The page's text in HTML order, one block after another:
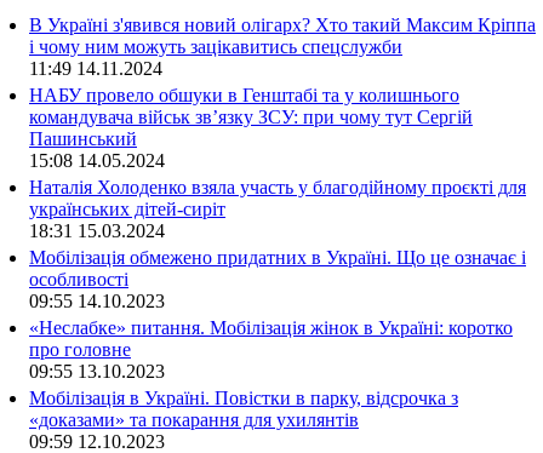
В Україні з'явився новий олігарх? Хто такий Максим Кріппа
і чому ним можуть зацікавитись спецслужби
11:49 14.11.2024
НАБУ провело обшуки в Генштабі та у колишнього
командувача військ зв’язку ЗСУ: при чому тут Сергій
Пашинський
15:08 14.05.2024
Наталія Холоденко взяла участь у благодійному проєкті для
українських дітей-сиріт
18:31 15.03.2024
Мобілізація обмежено придатних в Україні. Що це означає і
особливості
09:55 14.10.2023
«Неслабке» питання. Мобілізація жінок в Україні: коротко
про головне
09:55 13.10.2023
Мобілізація в Україні. Повістки в парку, відсрочка з
«доказами» та покарання для ухилянтів
09:59 12.10.2023